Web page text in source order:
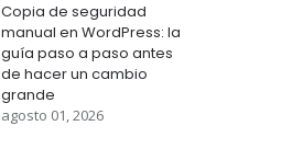
Copia de seguridad
manual en WordPress: la
guía paso a paso antes
de hacer un cambio
grande
agosto 01, 2026